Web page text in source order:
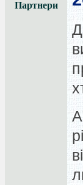
Партнери